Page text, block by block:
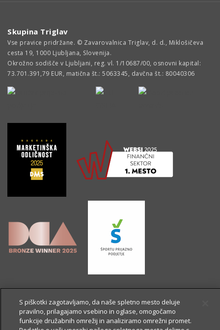
Skupina Triglav
Vse pravice pridržane. © Zavarovalnica Triglav, d. d., Miklošičeva
cesta 19, 1000 Ljubljana, Slovenija.
Okrožno sodišče v Ljubljani, reg. vl. 1/10687/00, osnovni kapital:
73.701.391,79 EUR, matična št.: 5063345, davčna št.: 80040306
S piškotki zagotavljamo, da naše spletno mesto deluje
pravilno, prilagajamo vsebino in oglase, omogočamo
funkcije družabnih omrežij in analiziramo omrežni promet.